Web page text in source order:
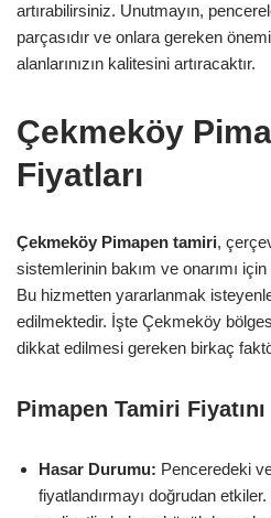
artırabilirsiniz. Unutmayın,
parçasıdır ve onlara gereken
alanlarınızın kalitesini artıracaktır.
Çekmeköy
Fiyatları
Çekmeköy Pimapen tamiri,
sistemlerinin bakım ve onarımı
Bu hizmetten yararlanmak
edilmektedir. İşte Çekmeköy
dikkat edilmesi gereken birkaç
Pimapen Tamiri
Hasar Durumu: Penceredeki
fiyatlandırmayı doğrudan